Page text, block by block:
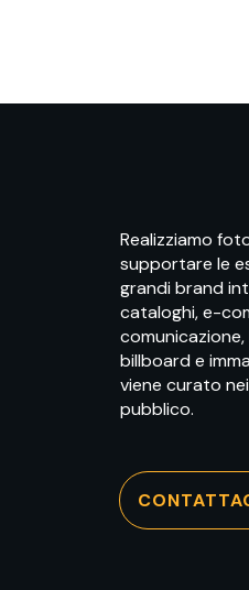
Realizziamo
supportare le
grandi brand
cataloghi, e-
billboard e
viene curato
pubblico.